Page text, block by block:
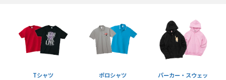
Tシャツ ポロシャツ
パーカー・スウェッ